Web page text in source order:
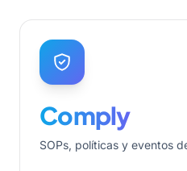
Comply
SOPs, políticas y eventos